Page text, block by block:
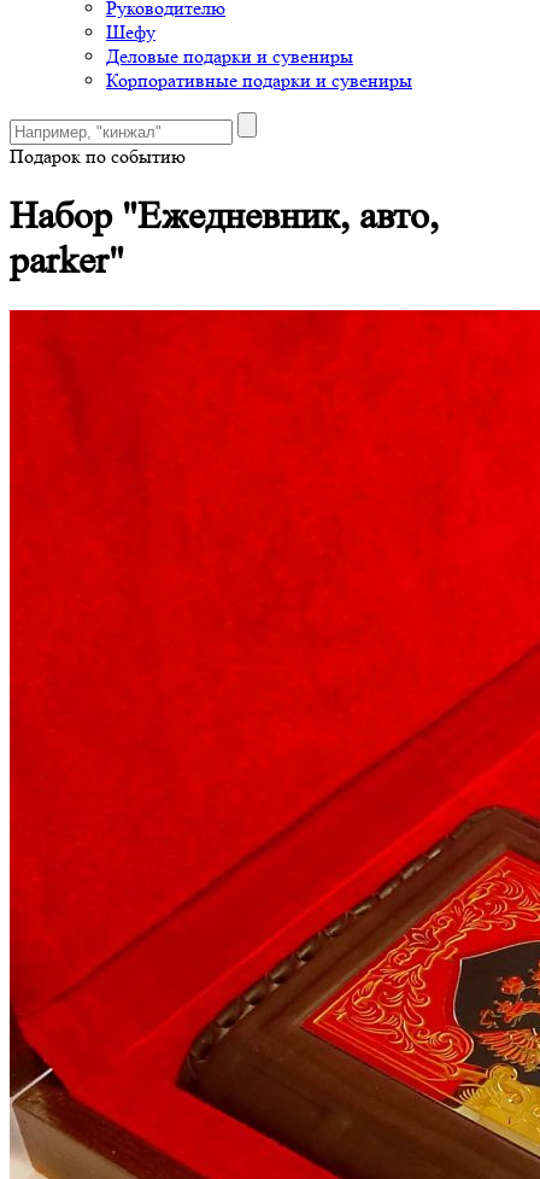
Руководителю
Шефу
Деловые подарки и сувениры
Корпоративные подарки и сувениры
Подарок по событию
Набор "Ежедневник, авто,
parker"